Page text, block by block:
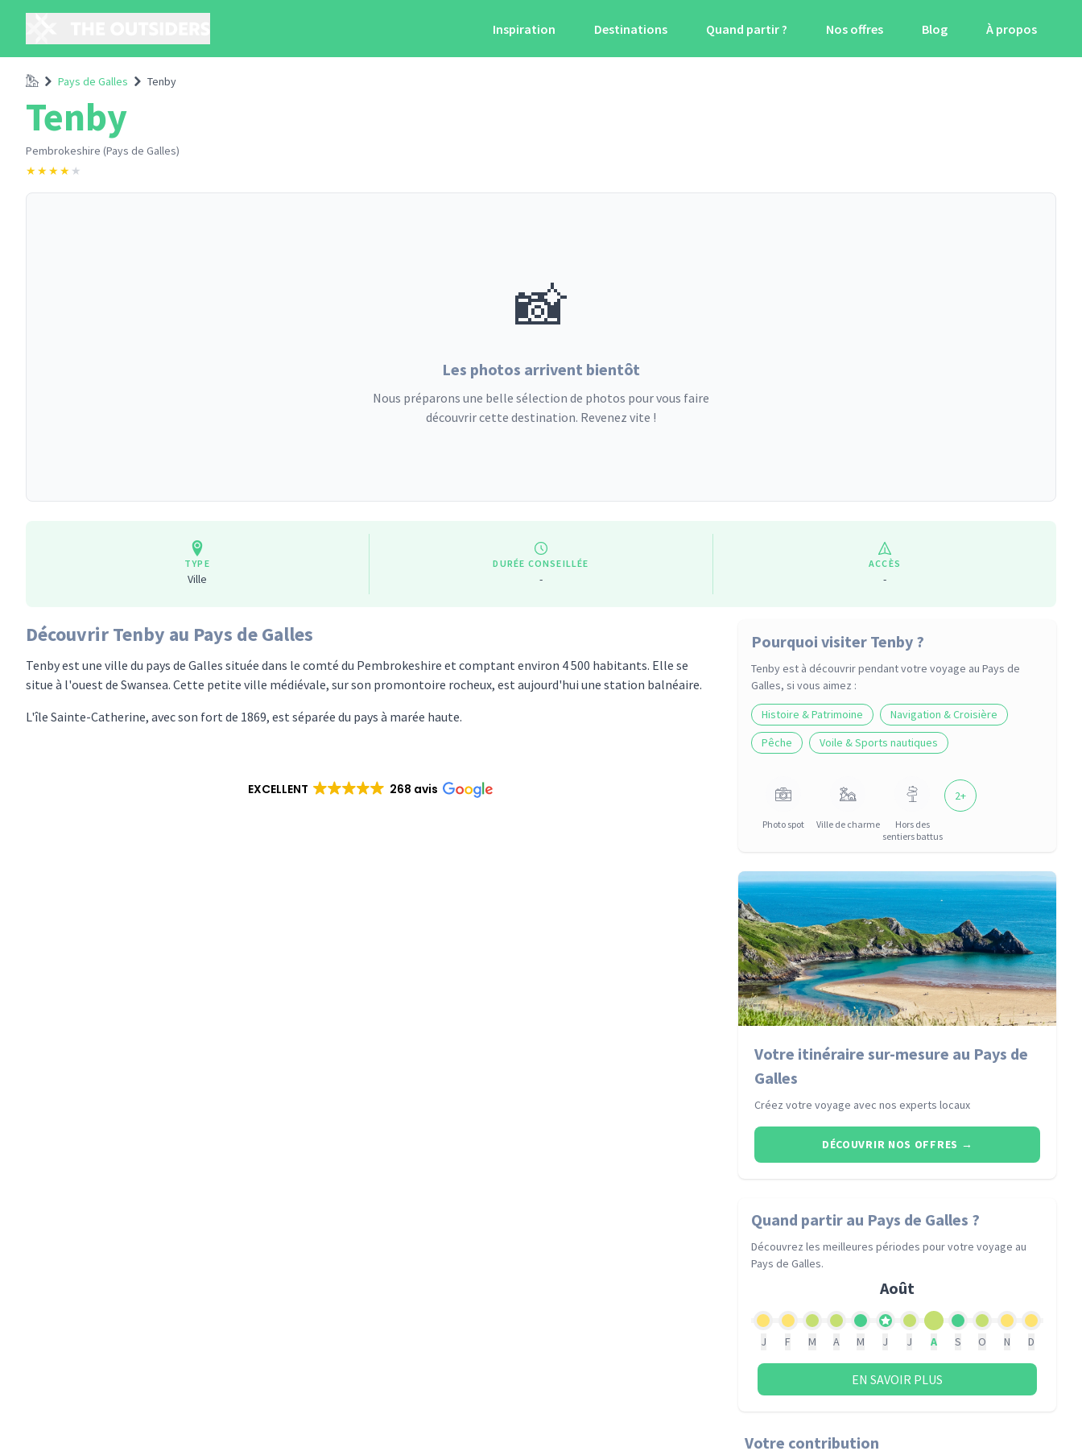
Inspiration Destinations Quand partir ? Nos offres Blog À propos
AccueilPays de Galles Tenby
Tenby
Pembrokeshire (Pays de Galles)
★★★★ ★
📸
Les photos arrivent bientôt
Nous préparons une belle sélection de photos pour vous faire
découvrir cette destination. Revenez vite !
TYPE
Ville
DURÉE CONSEILLÉE
-
ACCÈS
-
Découvrir Tenby au Pays de Galles
Tenby est une ville du pays de Galles située dans le comté du Pembrokeshire et comptant environ 4 500 habitants. Elle se
situe à l'ouest de Swansea. Cette petite ville médiévale, sur son promontoire rocheux, est aujourd'hui une station balnéaire.
L'île Sainte-Catherine, avec son fort de 1869, est séparée du pays à marée haute.
EXCELLENT 268 avis
Pourquoi visiter Tenby ?
Tenby est à découvrir pendant votre voyage au Pays de
Galles, si vous aimez :
Histoire & Patrimoine
Navigation & Croisière
Pêche
Voile & Sports nautiques
Photo spot Ville de charme
Hors des
sentiers battus
2+
Votre itinéraire sur-mesure au Pays de
Galles
Créez votre voyage avec nos experts locaux
DÉCOUVRIR NOS OFFRES →
Quand partir au Pays de Galles ?
Découvrez les meilleures périodes pour votre voyage au
Pays de Galles.
Août
J F M A M J J A S O N D
EN SAVOIR PLUS
Votre contribution